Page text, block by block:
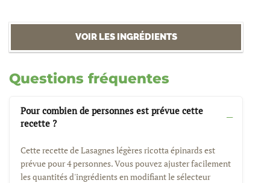
VOIR LES INGRÉDIENTS
Questions fréquentes
Pour combien de personnes est prévue cette
recette ?
Cette recette de Lasagnes légères ricotta épinards est
prévue pour 4 personnes. Vous pouvez ajuster facilement
les quantités d'ingrédients en modifiant le sélecteur